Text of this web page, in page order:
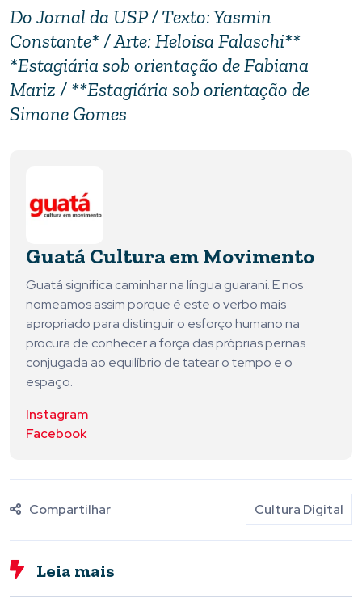
Do Jornal da USP/ Texto: Yasmin
Constante* / Arte: Heloisa Falaschi**
*Estagiária sob orientação de Fabiana
Mariz / **Estagiária sob orientação de
Simone Gomes
Guatá Cultura em Movimento
Guatá significa caminhar na língua guarani. E nos
nomeamos assim porque é este o verbo mais
apropriado para distinguir o esforço humano na
procura de conhecer a força das próprias pernas
conjugada ao equilíbrio de tatear o tempo e o
espaço.
Instagram
Facebook
Compartilhar Cultura Digital
Leia mais